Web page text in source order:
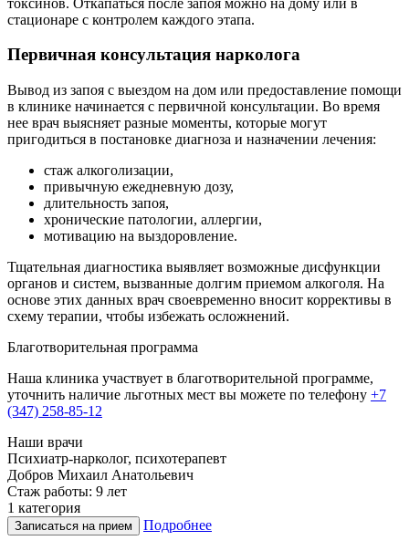
стационаре с контролем каждого этапа.
Первичная консультация нарколога
Вывод из запоя с выездом на дом или предоставление помощи
в клинике начинается с первичной консультации. Во время
нее врач выясняет разные моменты, которые могут
пригодиться в постановке диагноза и назначении лечения:
стаж алкоголизации,
привычную ежедневную дозу,
длительность запоя,
хронические патологии, аллергии,
мотивацию на выздоровление.
Тщательная диагностика выявляет возможные дисфункции
органов и систем, вызванные долгим приемом алкоголя. На
основе этих данных врач своевременно вносит коррективы в
схему терапии, чтобы избежать осложнений.
Благотворительная программа
Наша клиника участвует в благотворительной программе,
уточнить наличие льготных мест вы можете по телефону +7
(347) 258-85-12
Наши врачи
Психиатр-нарколог, психотерапевт
Добров Михаил Анатольевич
Стаж работы: 9 лет
1 категория
Записаться на прием Подробнее